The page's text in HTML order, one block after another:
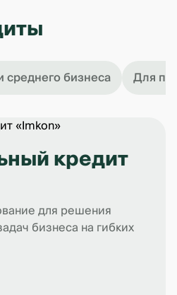
среднего бизнеса Для
кредит
для решения
бизнеса на гибких